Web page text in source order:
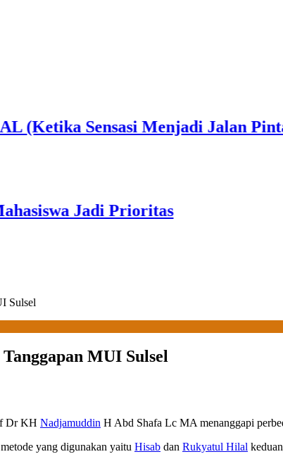
Menjadi Jalan Pintas
Jadi Prioritas
Sulsel
MUI Sulsel
Dr KH Nadjamuddin H Abd Shafa Lc MA menanggapi
yang digunakan yaitu Hisab dan Rukyatul Hilal